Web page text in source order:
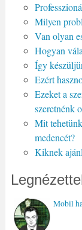
Milyen
Van olyan
Hogyan
Így
Ezért
Ezeket a
szeretnénk
Mit
medencét?
Kiknek
Mobil